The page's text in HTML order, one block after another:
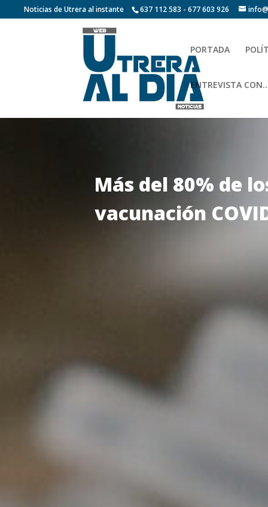
Noticias de Utrera al instante 637 112 583 - 677 603 926
PORTADA
ENTREVISTA
Más del 80% de
vacunación